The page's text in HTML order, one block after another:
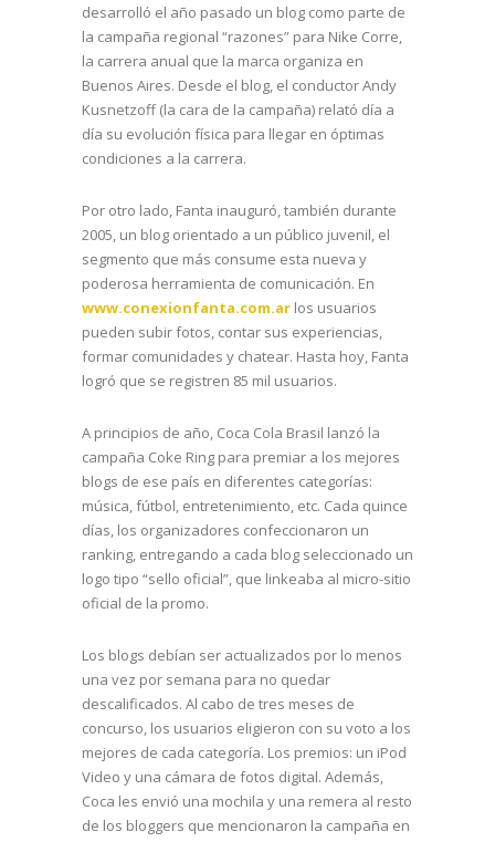
desarrolló el año pasado un blog como parte de
la campaña regional “razones” para Nike Corre,
la carrera anual que la marca organiza en
Buenos Aires. Desde el blog, el conductor Andy
Kusnetzoff (la cara de la campaña) relató día a
día su evolución física para llegar en óptimas
condiciones a la carrera.
Por otro lado, Fanta inauguró, también durante
2005, un blog orientado a un público juvenil, el
segmento que más consume esta nueva y
poderosa herramienta de comunicación. En
www.conexionfanta.com.ar los usuarios
pueden subir fotos, contar sus experiencias,
formar comunidades y chatear. Hasta hoy, Fanta
logró que se registren 85 mil usuarios.
A principios de año, Coca Cola Brasil lanzó la
campaña Coke Ring para premiar a los mejores
blogs de ese país en diferentes categorías:
música, fútbol, entretenimiento, etc. Cada quince
días, los organizadores confeccionaron un
ranking, entregando a cada blog seleccionado un
logo tipo “sello oficial”, que linkeaba al micro-sitio
oficial de la promo.
Los blogs debían ser actualizados por lo menos
una vez por semana para no quedar
descalificados. Al cabo de tres meses de
concurso, los usuarios eligieron con su voto a los
mejores de cada categoría. Los premios: un iPod
Video y una cámara de fotos digital. Además,
Coca les envió una mochila y una remera al resto
de los bloggers que mencionaron la campaña en